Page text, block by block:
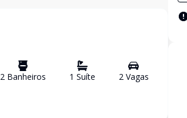
2Banheiros 1 Suíte 2Vagas